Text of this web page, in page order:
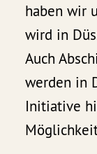
haben wir
wird in
Auch
werden in
Initiative